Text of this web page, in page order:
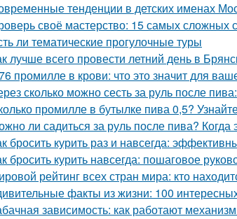
тенденции в детских именах
своё мастерство: 15 самых сложных
ли тематические прогулочные туры
лучше всего провести летний день в
промилле в крови: что это значит для
сколько можно сесть за руль после
промилле в бутылке пива 0,5?
ли садиться за руль после пива? Когда
бросить курить раз и навсегда:
бросить курить навсегда: пошаговое
рейтинг всех стран мира: кто
факты из жизни: 100
зависимость: как работают